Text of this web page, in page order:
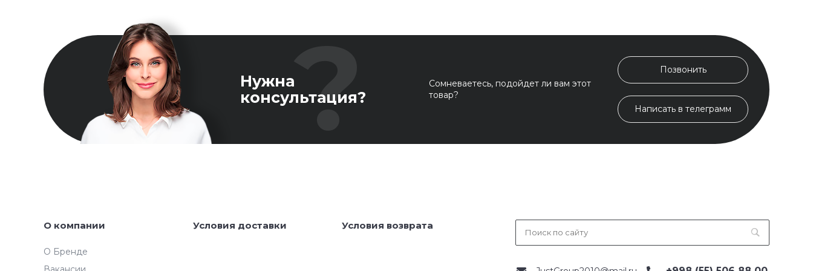
Нужна
консультация?
Сомневаетесь, подойдет ли вам этот
товар?
Позвонить
Написать в телеграмм
О компании
О Бренде
Условия доставки Условия возврата